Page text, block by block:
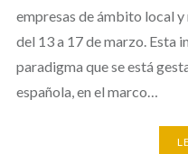
empresas de ámbito local y
del 13 a 17 de marzo. Esta
paradigma que se está
española, en el marco…